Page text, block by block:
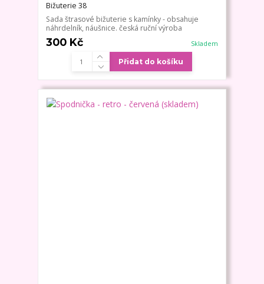
Bižuterie 38
Sada štrasové bižuterie s kamínky - obsahuje
náhrdelník, náušnice. česká ruční výroba
300 Kč Skladem
Přidat do košíku